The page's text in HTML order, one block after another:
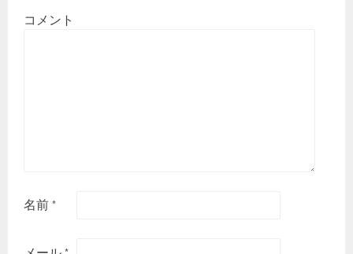
コメント
名前 *